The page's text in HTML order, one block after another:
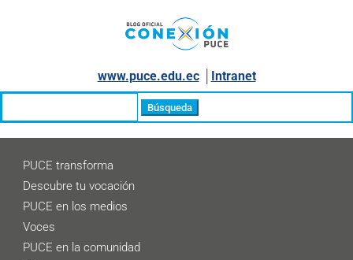
www.puce.edu.ec│ Intranet
PUCE transforma
Descubre tu vocación
PUCE en los medios
Voces
PUCE en la comunidad